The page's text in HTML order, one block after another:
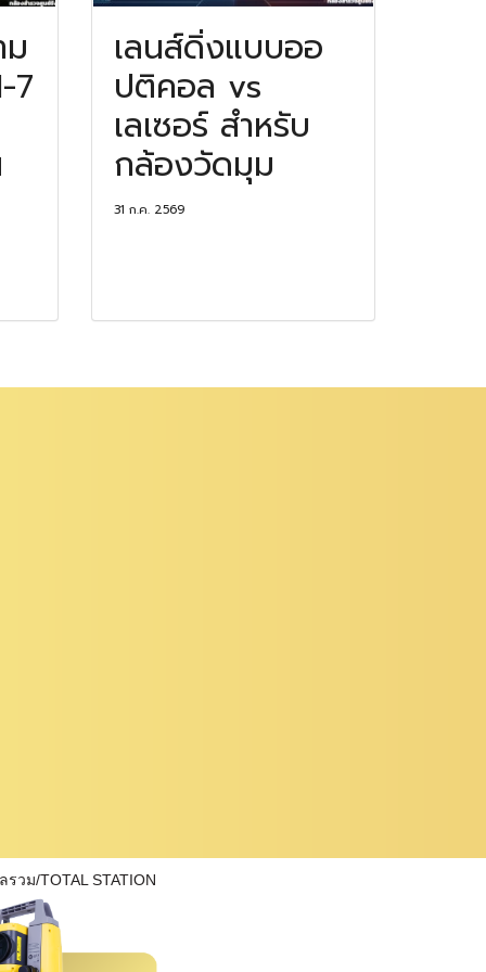
7
เลนส์ดิ่งแบบออ
ปติคอล vs
เลเซอร์ สำหรับ
กล้องวัดมุม
31 ก.ค. 2569
วม/TOTAL STATION